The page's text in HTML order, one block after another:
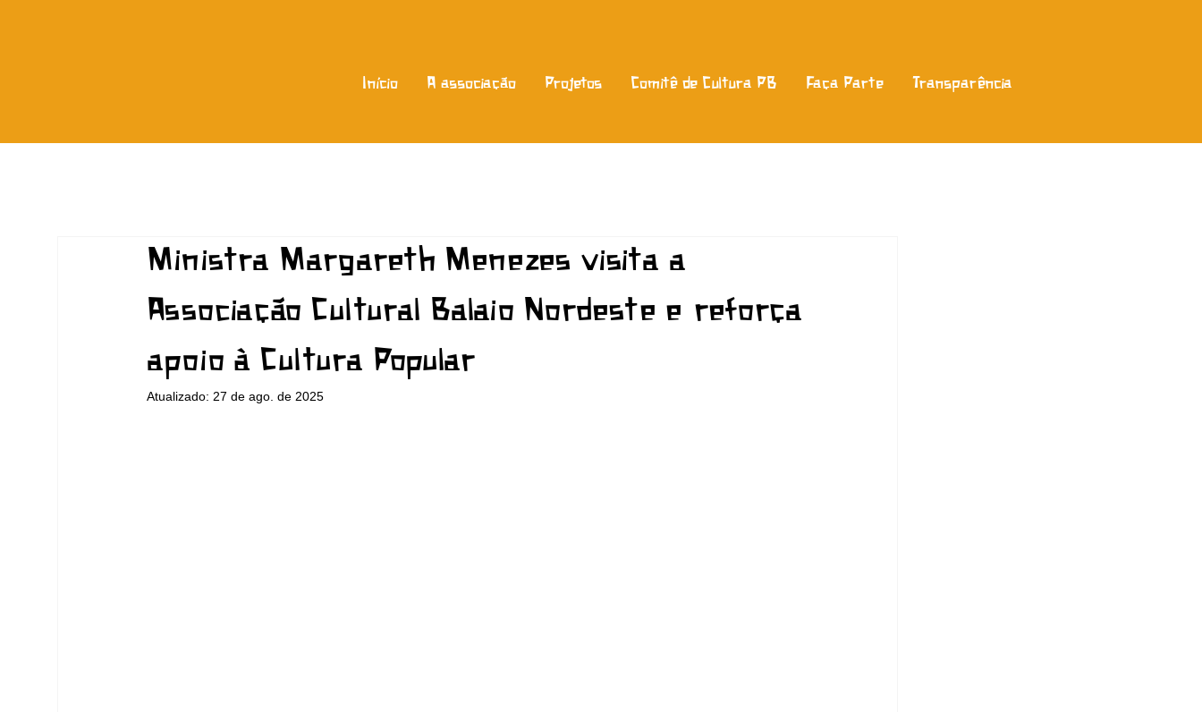
Início A associação Projetos Comitê de Cultura PB Faça Parte Transparência
Ministra Margareth Menezes visita a
Associação Cultural Balaio Nordeste e reforça
apoio à Cultura Popular
Atualizado: 27 de ago. de 2025